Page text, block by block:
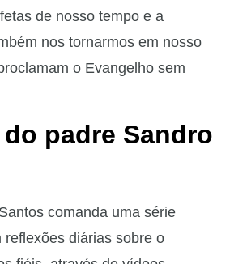
de nosso tempo e a
nos tornarmos em nosso
o Evangelho sem
padre Sandro
comanda uma série
reflexões diárias sobre o